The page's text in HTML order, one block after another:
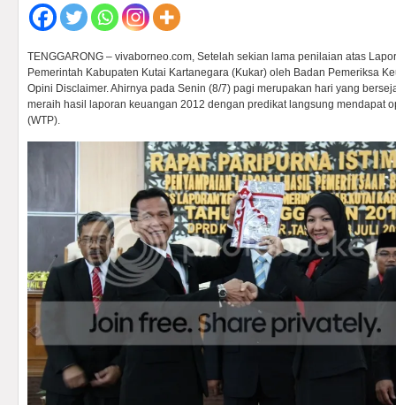
TENGGARONG – vivaborneo.com, Setelah sekian lama penilaian atas
Pemerintah Kabupaten Kutai Kartanegara (Kukar) oleh Badan Pemeriksa
Opini Disclaimer. Ahirnya pada Senin (8/7) pagi merupakan hari yang
meraih hasil laporan keuangan 2012 dengan predikat langsung mendapat
(WTP).